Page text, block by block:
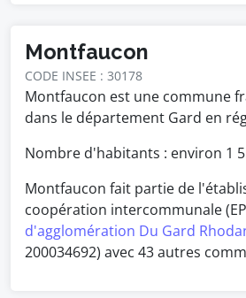
Montfaucon
CODE INSEE : 30178
Montfaucon est une commune
dans le département Gard en
Nombre d'habitants : environ 1
Montfaucon fait partie de
coopération intercommunale
d'agglomération Du Gard
200034692) avec 43 autres